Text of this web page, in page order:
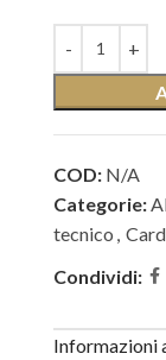
COD: N/A
Categorie:
tecnico
Condividi:
Informazioni